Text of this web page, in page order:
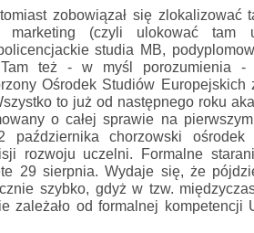
zobowiązał się zlokalizować
marketing (czyli ulokować tam
studia MB,
Tam też - w myśl porozumienia -
Ośrodek Studiów Europejskich
to już od następnego roku
o całej sprawie na
października chorzowski ośrodek
rozwoju uczelni. Formalne
29 sierpnia. Wydaje się, że
szybko, gdyż w tzw.
zależało od formalnej kompetencji